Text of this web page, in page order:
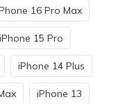
16 Pro Max
iPhone 15 Pro
iPhone 14 Plus
iPhone 13